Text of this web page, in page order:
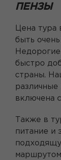
ПЕНЗЫ
Цена
быть
быстро
страны.
включена
Также в
питание и